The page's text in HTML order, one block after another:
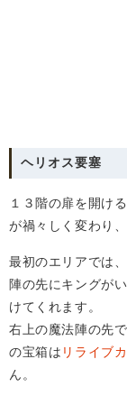
ヘリオス要塞
１３階の扉を開け
が禍々しく変わり
最初のエリアでは
陣の先にキングがい
けてくれます。
右上の魔法陣の先
の宝箱は リライブ
ん。